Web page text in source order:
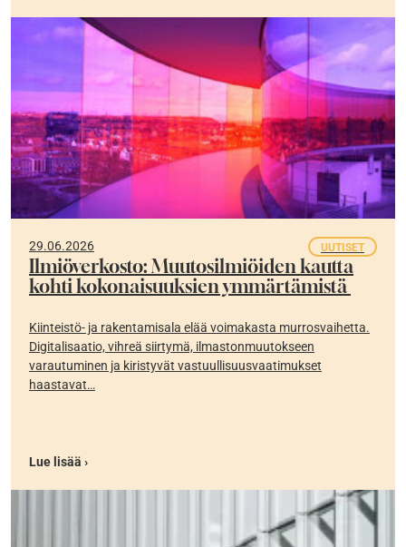
29.06.2026 UUTISET
Ilmiöverkosto: Muutosilmiöiden kautta
kohti kokonaisuuksien ymmärtämistä
Kiinteistö- ja rakentamisala elää voimakasta murrosvaihetta.
Digitalisaatio, vihreä siirtymä, ilmastonmuutokseen
varautuminen ja kiristyvät vastuullisuusvaatimukset
haastavat…
Lue lisää ›